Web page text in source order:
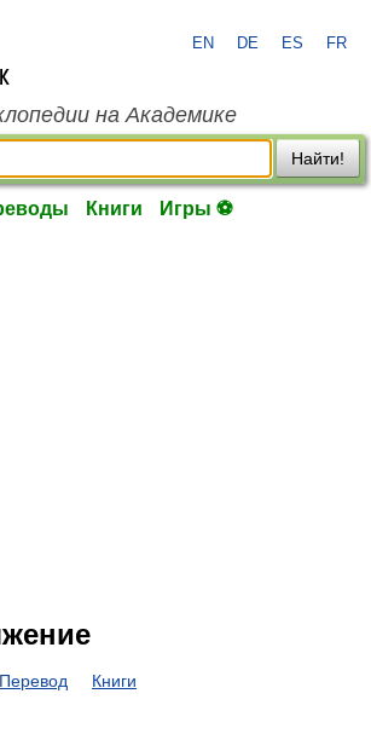
EN DE ES FR
на Академике
Найти!
Книги Игры ⚽
Перевод Книги